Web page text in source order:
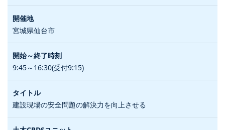
宮城県仙台市
9:45～16:30(受付9:15)
建設現場の安全問題の解決力を向上させる